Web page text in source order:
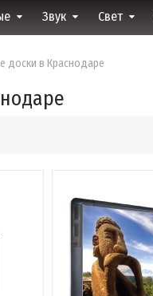
Звук Свет
доски в Краснодаре